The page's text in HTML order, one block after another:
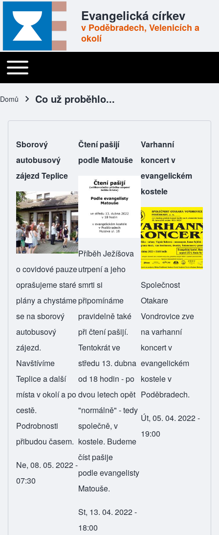
Evangelická církev
v Poděbradech, Velenicích a
okolí
Main navigation
Toggle main menu
Drobečková navigace
Domů Co už proběhlo...
Sborový
autobusový
zájezd Teplice
o covidové pauze
oprašujeme staré
plány a chystáme
se na sborový
autobusový
zájezd.
Navštívíme
Teplice a další
místa v okolí a po
cestě.
Podrobnosti
přibudou časem.
Ne, 08. 05. 2022 -
07:30
Čtení pašijí
podle Matouše
Příběh Ježíšova
utrpení a jeho
smrti si
připomínáme
pravidelně také
při čtení pašijí.
Tentokrát ve
středu 13. dubna
od 18 hodin - po
dvou letech opět
"normálně" - tedy
společně, v
kostele. Budeme
číst pašije
podle evangelisty
Matouše.
St, 13. 04. 2022 -
18:00
Varhanní
koncert v
evangelickém
kostele
Společnost
Otakare
Vondrovice zve
na varhanní
koncert v
evangelickém
kostele v
Poděbradech.
Út, 05. 04. 2022 -
19:00